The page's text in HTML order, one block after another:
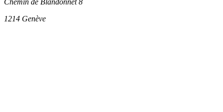
Chemin de Blandonnet 8
1214 Genève